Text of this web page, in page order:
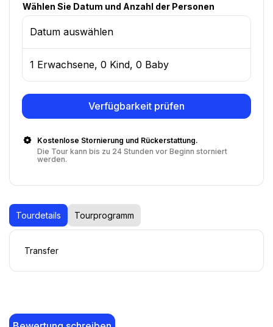
Wählen Sie Datum und Anzahl der Personen
Datum auswählen
1 Erwachsene, 0 Kind, 0 Baby
Verfügbarkeit prüfen
Kostenlose Stornierung und Rückerstattung.
Die Tour kann bis zu 24 Stunden vor Beginn storniert
werden.
Tourdetails Tourprogramm
Transfer